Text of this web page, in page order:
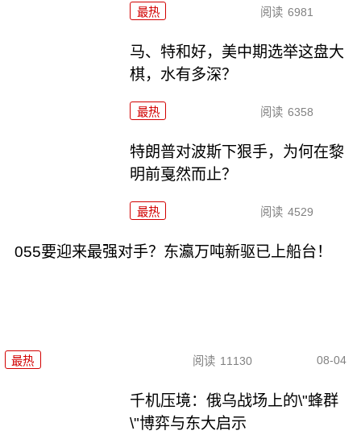
最热 阅读 6981
马、特和好，美中期选举这盘大
棋，水有多深？
最热 阅读 6358
特朗普对波斯下狠手，为何在黎
明前戛然而止？
最热 阅读 4529
055要迎来最强对手？东瀛万吨新驱已上船台！
最热 阅读 11130 08-04
千机压境：俄乌战场上的\"蜂群
\"博弈与东大启示